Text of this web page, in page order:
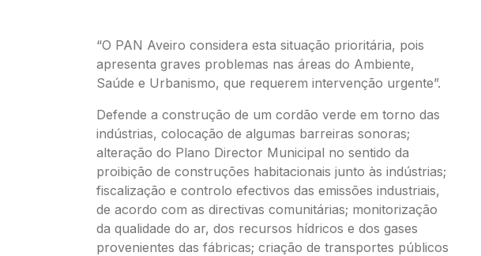
“O PAN Aveiro considera esta situação prioritária, pois
apresenta graves problemas nas áreas do Ambiente,
Saúde e Urbanismo, que requerem intervenção urgente”.
Defende a construção de um cordão verde em torno das
indústrias, colocação de algumas barreiras sonoras;
alteração do Plano Director Municipal no sentido da
proibição de construções habitacionais junto às indústrias;
fiscalização e controlo efectivos das emissões industriais,
de acordo com as directivas comunitárias; monitorização
da qualidade do ar, dos recursos hídricos e dos gases
provenientes das fábricas; criação de transportes públicos